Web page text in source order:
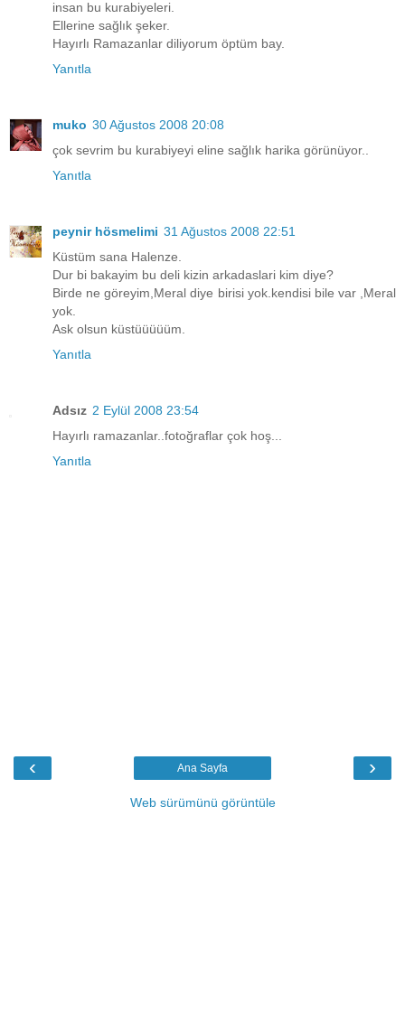
insan bu kurabiyeleri.
Ellerine sağlık şeker.
Hayırlı Ramazanlar diliyorum öptüm bay.
Yanıtla
muko 30 Ağustos 2008 20:08
çok sevrim bu kurabiyeyi eline sağlık harika görünüyor..
Yanıtla
peynir hösmelimi 31 Ağustos 2008 22:51
Küstüm sana Halenze.
Dur bi bakayim bu deli kizin arkadaslari kim diye?
Birde ne göreyim,Meral diye birisi yok.kendisi bile var ,Meral
yok.
Ask olsun küstüüüüüm.
Yanıtla
Adsız 2 Eylül 2008 23:54
Hayırlı ramazanlar..fotoğraflar çok hoş...
Yanıtla
‹ ›
Ana Sayfa
Web sürümünü görüntüle